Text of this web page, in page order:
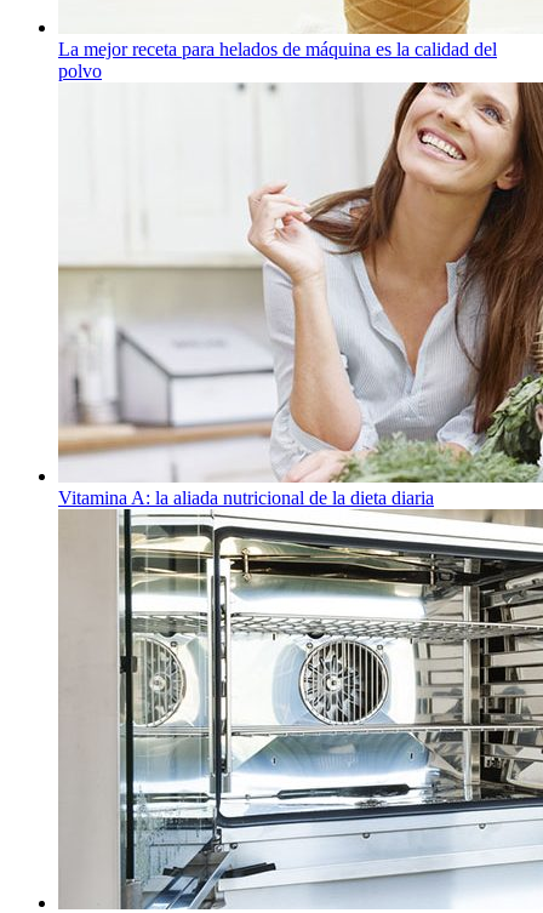
La mejor receta para helados de máquina es la calidad del
polvo
Vitamina A: la aliada nutricional de la dieta diaria